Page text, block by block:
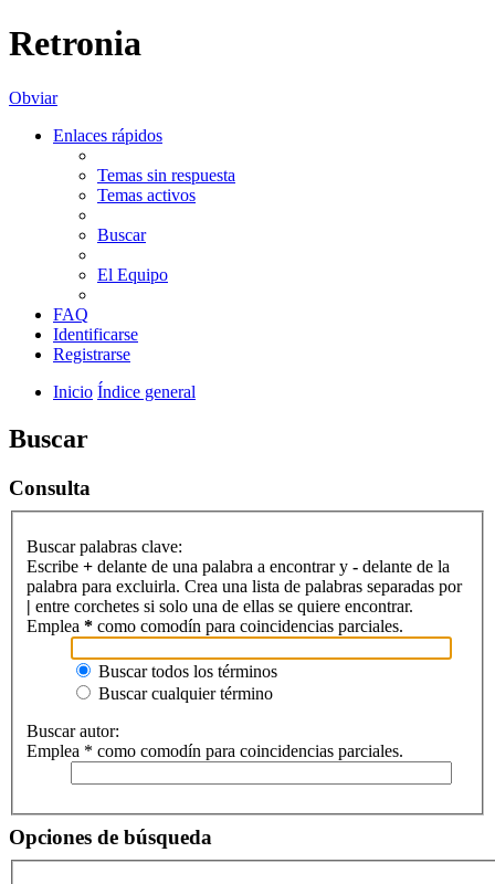
Retronia
Obviar
Enlaces rápidos
Temas sin respuesta
Temas activos
Buscar
El Equipo
FAQ
Identificarse
Registrarse
Inicio Índice general
Buscar
Consulta
Buscar palabras clave:
Escribe + delante de una palabra a encontrar y - delante de la
palabra para excluirla. Crea una lista de palabras separadas por
| entre corchetes si solo una de ellas se quiere encontrar.
Emplea * como comodín para coincidencias parciales.
Buscar todos los términos
Buscar cualquier término
Buscar autor:
Emplea * como comodín para coincidencias parciales.
Opciones de búsqueda